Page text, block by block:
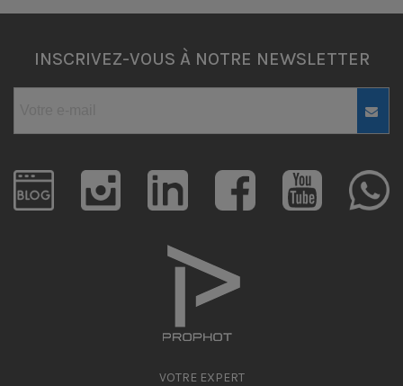
INSCRIVEZ-VOUS À NOTRE NEWSLETTER
VOTRE EXPERT